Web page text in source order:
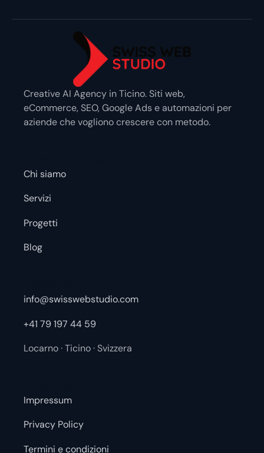
Creative AI Agency in Ticino. Siti web,
eCommerce, SEO, Google Ads e automazioni per
aziende che vogliono crescere con metodo.
Chi siamo
Servizi
Progetti
Blog
info@swisswebstudio.com
+41 79 197 44 59
Locarno · Ticino · Svizzera
Impressum
Privacy Policy
Termini e condizioni